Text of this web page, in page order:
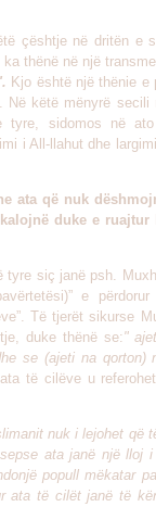
çështje në dritën e
thënë në një
Kjo është një thënie e
Në këtë mënyrë
tyre, sidomos në
i All-llahut dhe
ata që nuk
duke e ruajtur
siç janë psh.
e
Të tjerët sikurse
duke thënë se:"
se (ajeti na qorton)
të cilëve u
nuk i lejohet që
ata janë një lloj
popull mëkatar
ata të cilët janë të